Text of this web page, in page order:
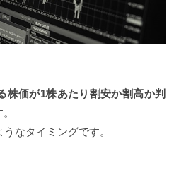
株価が1株あたり割安か割高か判
なタイミングです。